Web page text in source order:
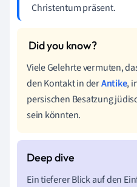
Christentum präsent.
Viele Gelehrte vermuten,
den Kontakt in derAntike,
persischen Besatzung
sein könnten.
Ein tieferer Blick auf den